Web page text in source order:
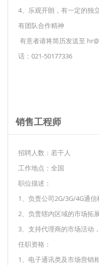
4、乐观开朗，有一定的独
有团队合作精神
有意者请将简历发送至
话：021-50177336
销售工程师
招聘人数：若干人
工作地点：全国
职位描述：
1、负责公司2G/3G/4G通
2、负责辖内区域的市场拓
3、支持代理商的市场活动
任职资格：
1、电子通讯类及市场营销